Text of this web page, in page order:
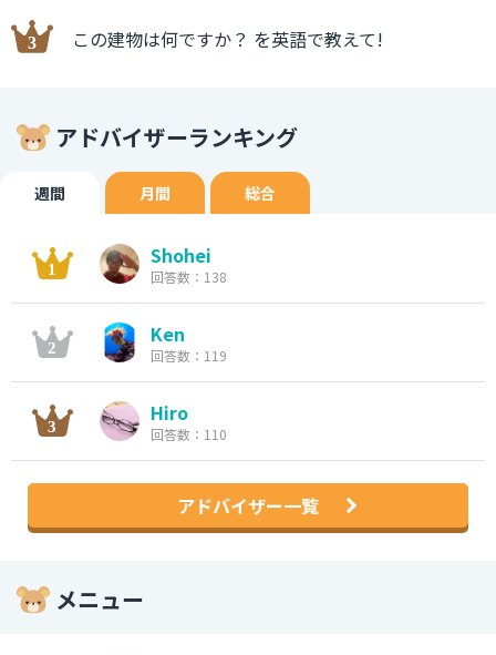
この建物は何ですか？ を英語で教えて!
アドバイザーランキング
週間 月間 総合
Shohei
回答数：138
Ken
回答数：119
Hiro
回答数：110
アドバイザー一覧
メニュー